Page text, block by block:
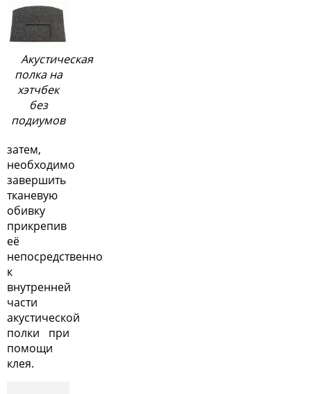
Акустическая
полка на
хэтчбек
без
подиумов
затем,
необходимо
завершить
тканевую
обивку
прикрепив
её
непосредственно
к
внутренней
части
акустической
полки при
помощи
клея.